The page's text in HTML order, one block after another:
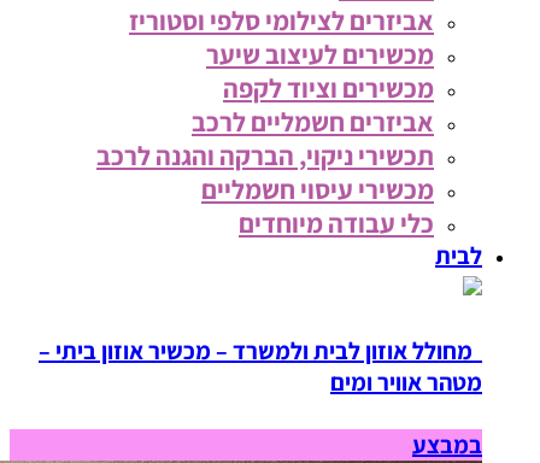
אביזרים לצילומי סלפי וסטוריז
מכשירים לעיצוב שיער
מכשירים וציוד לקפה
אביזרים חשמליים לרכב
תכשירי ניקוי, הברקה והגנה לרכב
מכשירי עיסוי חשמליים
כלי עבודה מיוחדים
לבית
מחולל אוזון לבית ולמשרד – מכשיר אוזון ביתי –
מטהר אוויר ומים
במבצע